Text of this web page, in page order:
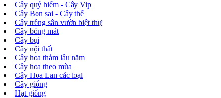
Cây quý hiếm - Cây Vip
Cây Bon sai - Cây thế
Cây trồng sân vườn biệt thự
Cây bóng mát
Cây bụi
Cây nội thất
Cây hoa thảm lâu năm
Cây hoa theo mùa
Cây Hoa Lan các loại
Cây giống
Hạt giống